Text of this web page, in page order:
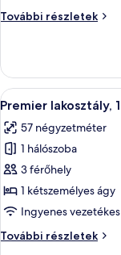
1További részletek
Premier
ágy
további
részletei
A
következő
szoba
összes
képének
megtekintése:
Premier
1
9
Premier lakosztály,
57 négyzetméter
1 hálószoba
3 férőhely
1 kétszemélyes ágy
Ingyenes
További részletek
Premier